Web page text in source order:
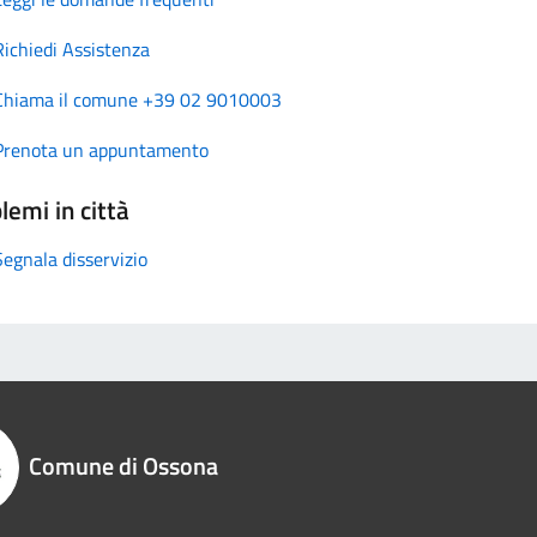
Assistenza
il comune +39 02 9010003
un appuntamento
in città
disservizio
Comune di Ossona